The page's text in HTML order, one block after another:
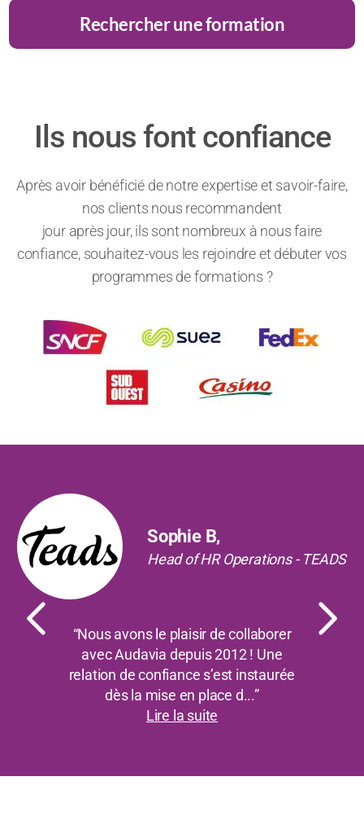
Rechercher une formation
Ils nous font confiance
Après avoir bénéficié de notre expertise et savoir-faire,
nos clients nous recommandent
jour après jour, ils sont nombreux à nous faire
confiance, souhaitez-vous les rejoindre et débuter vos
programmes de formations ?
Sophie B,
Head of HR Operations - TEADS
“Nous avons le plaisir de collaborer
avec Audavia depuis 2012 ! Une
relation de confiance s’est instaurée
dès la mise en place d...”
Lire la suite